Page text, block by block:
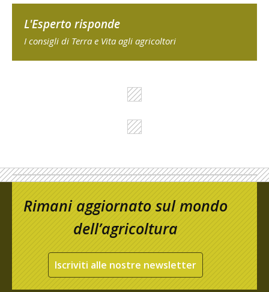
L'Esperto risponde
I consigli di Terra e Vita agli agricoltori
Rimani aggiornato sul mondo
dell’agricoltura
Iscriviti alle nostre newsletter